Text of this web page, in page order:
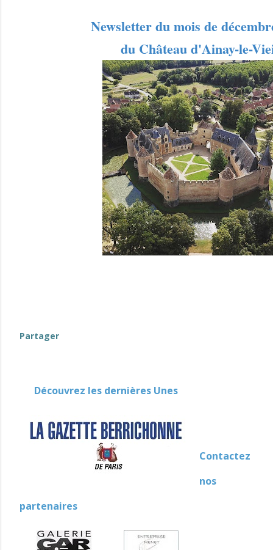
Newsletter du mois de
du Château d'Ainay-le-
Partager
Découvrez les dernières Unes
Contactez
nos
partenaires